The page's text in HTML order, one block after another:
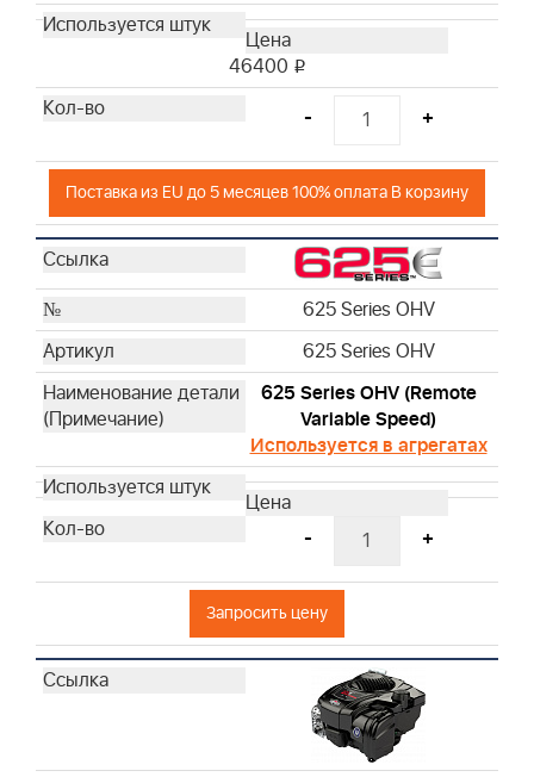
46400 i
- +
Поставка из EU до 5 месяцев 100% оплата В корзину
625 Series OHV
625 Series OHV
625 Series OHV (Remote
Variable Speed)
Используется в агрегатах
- +
Запросить цену